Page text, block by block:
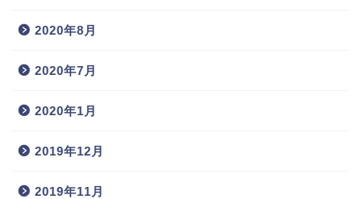
2020年8月
2020年7月
2020年1月
2019年12月
2019年11月